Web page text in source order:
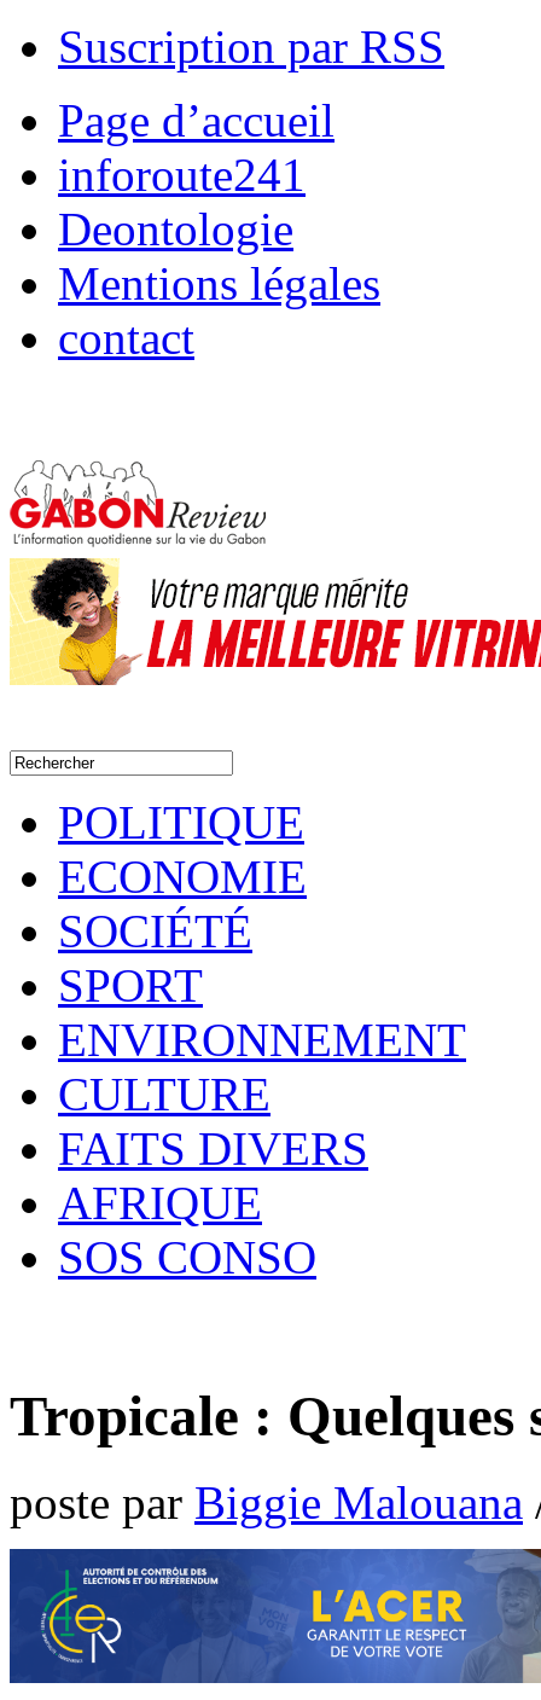
Suscription par RSS
Page d’accueil
inforoute241
Deontologie
Mentions légales
contact
POLITIQUE
ECONOMIE
SOCIÉTÉ
SPORT
ENVIRONNEMENT
CULTURE
FAITS DIVERS
AFRIQUE
SOS CONSO
Tropicale : Quelques
poste par Biggie Malouana